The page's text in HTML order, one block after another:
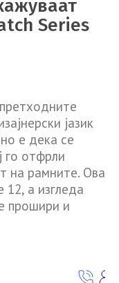
Series
јазик
е дека се
го отфрли
на рамните. Ова
а изгледа
прошири и